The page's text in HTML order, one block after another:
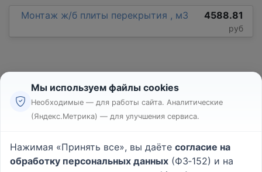
Монтаж ж/б плиты перекрытия , м3 4588.81
руб
Реклама
Пользовательское соглашение
Политика конфиденциальности
Мы используем файлы cookies
Необходимые — для работы сайта. Аналитические
(Яндекс.Метрика) — для улучшения сервиса.
Нажимая «Принять все», вы даёте согласие на
обработку персональных данных (ФЗ‑152) и на